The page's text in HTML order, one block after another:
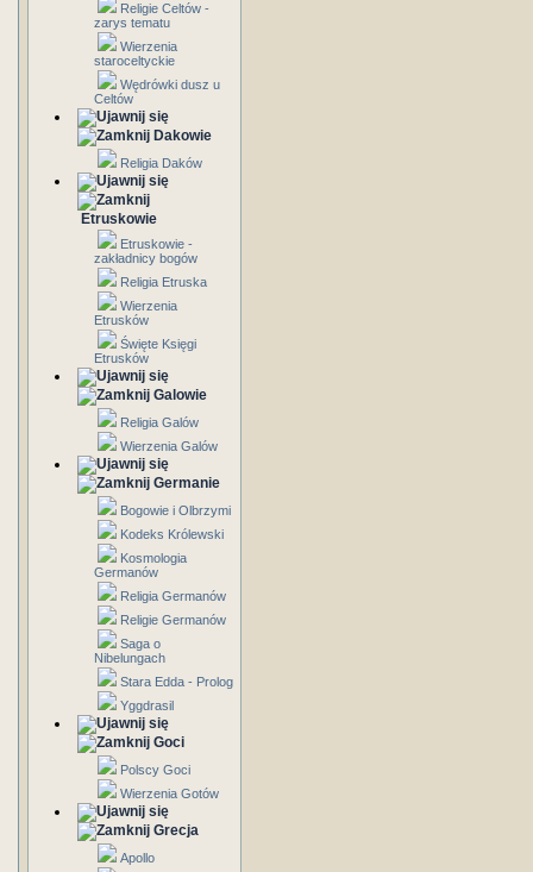
Religie Celtów -
zarys tematu
Wierzenia
staroceltyckie
Wędrówki dusz u
Celtów
Dakowie
Religia Daków
Etruskowie
Etruskowie -
zakładnicy bogów
Religia Etruska
Wierzenia
Etrusków
Święte Księgi
Etrusków
Galowie
Religia Galów
Wierzenia Galów
Germanie
Bogowie i Olbrzymi
Kodeks Królewski
Kosmologia
Germanów
Religia Germanów
Religie Germanów
Saga o
Nibelungach
Stara Edda - Prolog
Yggdrasil
Goci
Polscy Goci
Wierzenia Gotów
Grecja
Apollo